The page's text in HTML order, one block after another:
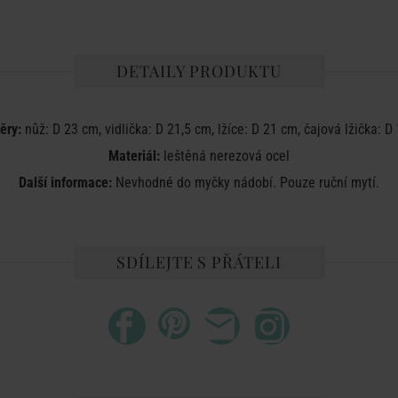
DETAILY PRODUKTU
nůž: D 23 cm, vidlička: D 21,5 cm, lžíce: D 21 cm, čajová lžička: D
Materiál: leštěná nerezová ocel
Další informace: Nevhodné do myčky nádobí. Pouze ruční mytí.
SDÍLEJTE S PŘÁTELI